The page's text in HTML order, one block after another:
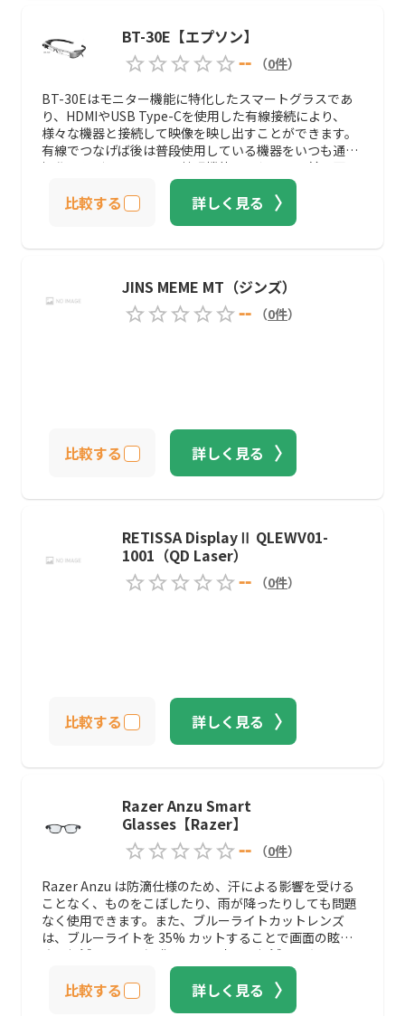
BT-30E【エプソン】
--
（0件）
BT-30Eはモニター機能に特化したスマートグラスであ
り、HDMIやUSB Type-Cを使用した有線接続により、
様々な機器と接続して映像を映し出すことができます。
有線でつなげば後は普段使用している機器をいつも通り
操作すれば、モニターの拡張機能のように目の前に画面
が表示されます。企業用に検査機器などのモニターとし
て使われている一方で、映像の市長やゲームのプレイ画
面を映し出すことも可能です。
比較する 詳しく見る
JINS MEME MT（ジンズ）
--
（0件）
比較する 詳しく見る
RETISSA DisplayⅡ QLEWV01-
1001（QD Laser）
--
（0件）
比較する 詳しく見る
Razer Anzu Smart
Glasses【Razer】
--
（0件）
Razer Anzu は防滴仕様のため、汗による影響を受ける
ことなく、ものをこぼしたり、雨が降ったりしても問題
なく使用できます。また、ブルーライトカットレンズ
は、ブルーライトを 35% カットすることで画面の眩し
さを軽減して目を保護し、目の疲れを軽減するため、エ
ンターテインメントを楽しんでいる時や仕事中も快適に
集中できる一方、交換用の偏光レンズは、 UVA/UVB を
99% カットして紫外線から目を守ります。用途によって
比較する 詳しく見る